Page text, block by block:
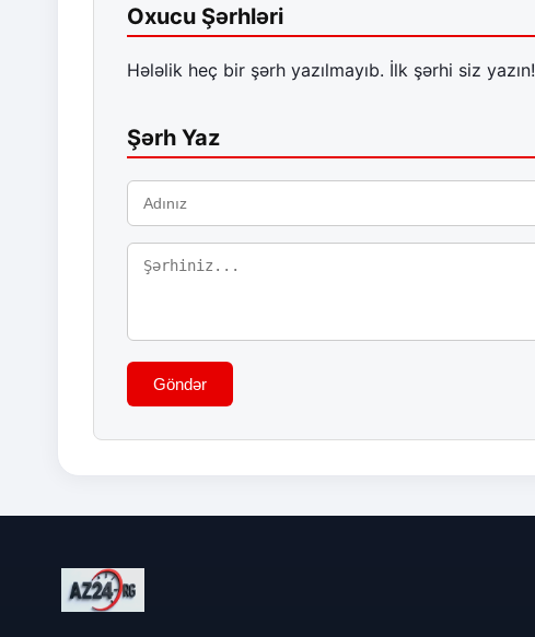
Oxucu Şərhləri
Hələlik heç bir şərh yazılmayıb. İlk şərhi siz yazın!
Şərh Yaz
Göndər